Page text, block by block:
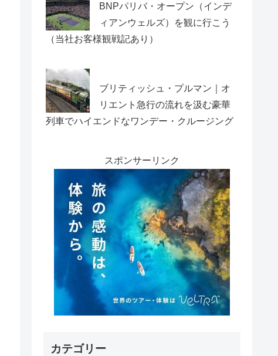
BNPパリバ・オープン（インデ
ィアンウェルズ）を観に行こう
（当社お客様観戦記あり）
ブリティッシュ・プルマン｜オ
リエント急行の流れを汲む豪華
列車でハイエンドなワンデー・クルージング
スポンサーリンク
カテゴリー